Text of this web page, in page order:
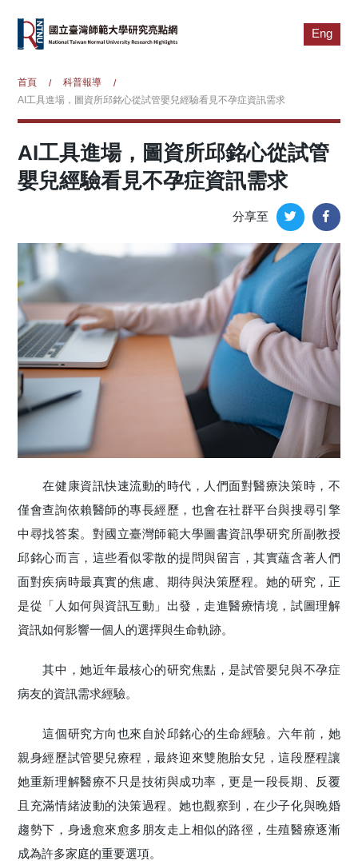
Eng
首頁 / 科普報導
/
AI工具進場，圖資所邱銘心從試管嬰兒經驗看見不孕症資訊需求
AI工具進場，圖資所邱銘心從試管
嬰兒經驗看見不孕症資訊需求
分享至
在健康資訊快速流動的時代，人們面對醫療決策時，不
僅會查詢依賴醫師的專長經歷，也會在社群平台與搜尋引擎
中尋找答案。對國立臺灣師範大學圖書資訊學研究所副教授
邱銘心而言，這些看似零散的提問與留言，其實蘊含著人們
面對疾病時最真實的焦慮、期待與決策歷程。她的研究，正
是從「人如何與資訊互動」出發，走進醫療情境，試圖理解
資訊如何影響一個人的選擇與生命軌跡。
其中，她近年最核心的研究焦點，是試管嬰兒與不孕症
病友的資訊需求經驗。
這個研究方向也來自於邱銘心的生命經驗。六年前，她
親身經歷試管嬰兒療程，最終迎來雙胞胎女兒，這段歷程讓
她重新理解醫療不只是技術與成功率，更是一段長期、反覆
且充滿情緒波動的決策過程。她也觀察到，在少子化與晚婚
趨勢下，身邊愈來愈多朋友走上相似的路徑，生殖醫療逐漸
成為許多家庭的重要選項。